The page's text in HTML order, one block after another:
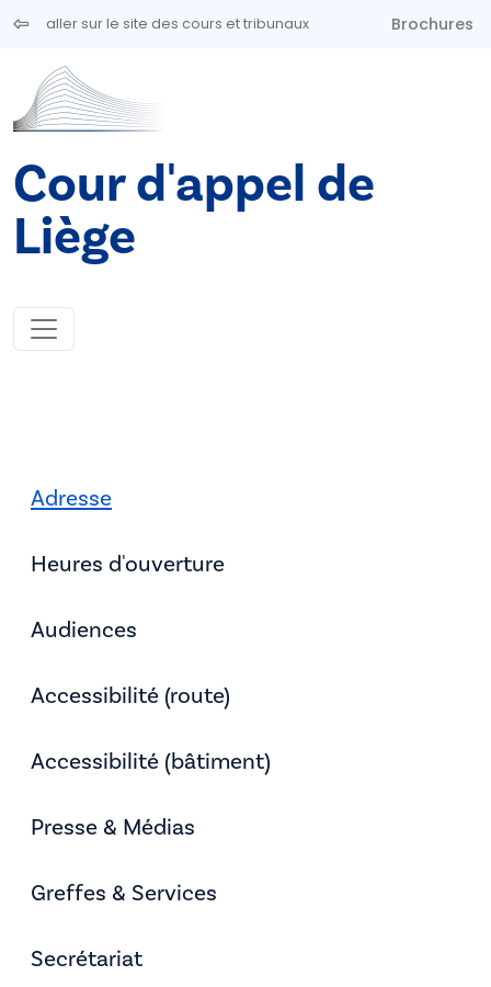
Aller au contenu principal
aller sur le site des cours et tribunaux Brochures
Cour d'appel de
Liège
Adresse
Heures d'ouverture
Audiences
Accessibilité (route)
Accessibilité (bâtiment)
Presse & Médias
Greffes & Services
Secrétariat